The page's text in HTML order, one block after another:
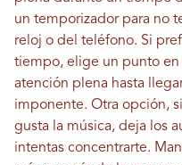
un temporizador para no
reloj o del teléfono. Si
tiempo, elige un punto en
atención plena hasta
imponente. Otra opción,
gusta la música, deja los
intentas concentrarte.